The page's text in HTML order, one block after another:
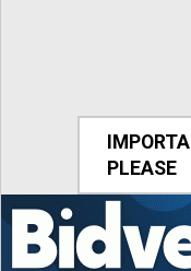
PLEASE